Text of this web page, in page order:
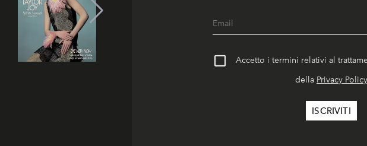
Accetto i termini relativi al
della Privacy Policy